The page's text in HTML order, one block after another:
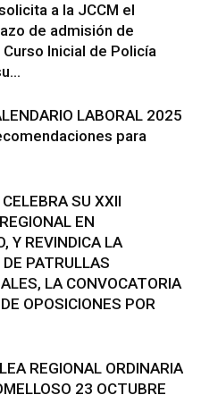
a la JCCM el
de admisión de
Inicial de Policía
LABORAL 2025
para
SU XXII
EN
Y REVINDICA LA
PATRULLAS
LA CONVOCATORIA
OPOSICIONES POR
REGIONAL ORDINARIA
23 OCTUBRE